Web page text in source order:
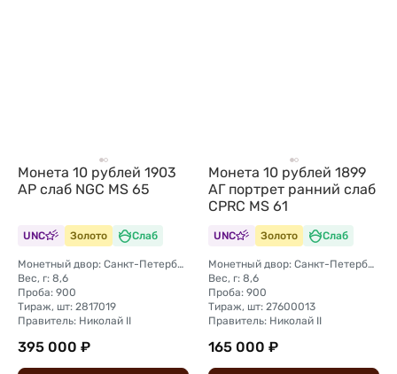
Монета 10 рублей 1903
АР слаб NGC MS 65
UNC Золото Слаб
Монетный двор: Санкт-Петербургский монетный двор
Вес, г: 8,6
Проба: 900
Тираж, шт: 2817019
Правитель: Николай II
395 000 ₽
Монета 10 рублей 1899
АГ портрет ранний слаб
CPRC MS 61
UNC Золото Слаб
Монетный двор: Санкт-Петербургский монетный двор
Вес, г: 8,6
Проба: 900
Тираж, шт: 27600013
Правитель: Николай II
165 000 ₽